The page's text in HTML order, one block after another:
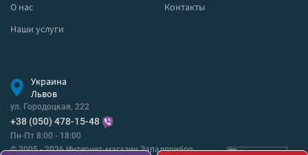
О нас
Контакты
Наши услуги
Украина
Львов
ул. Городоцкая, 222
+38 (050) 478-15-48
Пн-Пт 8:00 - 18:00
© 2005 - 2026 Интернет-магазин Западприбор